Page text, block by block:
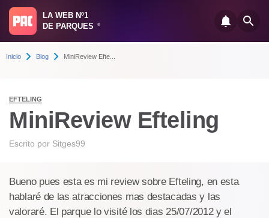
LA WEB Nº1
DE PARQUES
®
Inicio Blog MiniReview Efte...
EFTELING
MiniReview Efteling
Escrito por Sitges99
Bueno pues esta es mi review sobre Efteling, en esta
hablaré de las atracciones mas destacadas y las
valoraré. El parque lo visité los dias 25/07/2012 y el